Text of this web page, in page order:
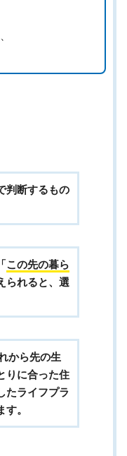
判断するもの
この先の暮ら
られると、選
から先の生
りに合った住
たライフプラ
。